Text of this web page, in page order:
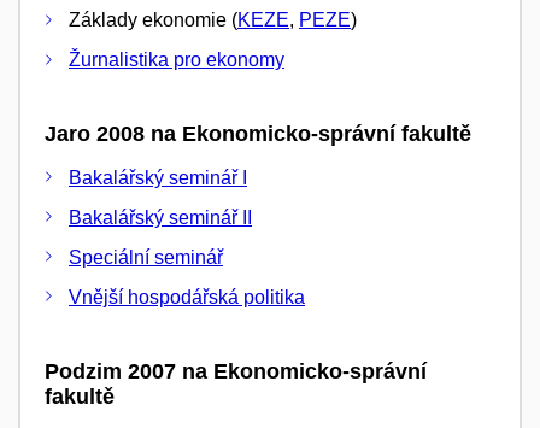
Základy ekonomie (KEZE, PEZE)
Žurnalistika pro ekonomy
Jaro 2008 na Ekonomicko-správní fakultě
Bakalářský seminář I
Bakalářský seminář II
Speciální seminář
Vnější hospodářská politika
Podzim 2007 na Ekonomicko-správní
fakultě